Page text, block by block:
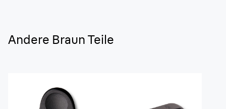
Andere Braun Teile